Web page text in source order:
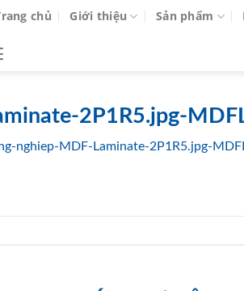
chủ Giới thiệu Sản phẩm
2P1R5.jpg-
nghiep-MDF-Laminate-2P1R5.jpg-